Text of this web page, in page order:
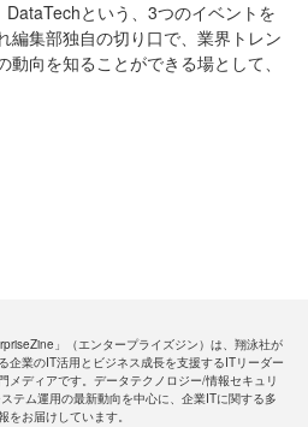
という、3つのイベントを
編集部独自の切り口で、業界トレン
動向を知ることができる場として、
」（エンタープライズジン）は、翔泳社が
企業のIT活用とビジネス成長を支援するITリーダー
メディアです。データテクノロジー/情報セキュリ
テム運用の最新動向を中心に、企業ITに関する多
をお届けしています。